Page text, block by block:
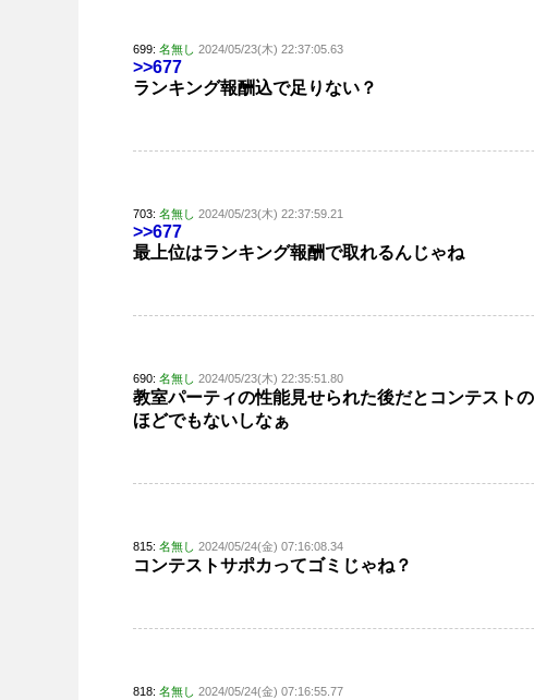
699: 名無し 2024/05/23(木) 22:37:05.63
>>677
ランキング報酬込で足りない？
703: 名無し 2024/05/23(木) 22:37:59.21
>>677
最上位はランキング報酬で取れるんじゃね
690: 名無し 2024/05/23(木) 22:35:51.80
教室パーティの性能見せられた後だとコンテスト
ほどでもないしなぁ
815: 名無し 2024/05/24(金) 07:16:08.34
コンテストサポカってゴミじゃね？
818: 名無し 2024/05/24(金) 07:16:55.77